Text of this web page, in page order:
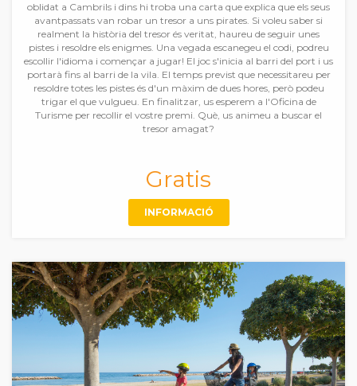
oblidat a Cambrils i dins hi troba una carta que explica que els seus
avantpassats van robar un tresor a uns pirates. Si voleu saber si
realment la història del tresor és veritat, haureu de seguir unes
pistes i resoldre els enigmes. Una vegada escanegeu el codi, podreu
escollir l'idioma i començar a jugar! El joc s'inicia al barri del port i us
portarà fins al barri de la vila. El temps previst que necessitareu per
resoldre totes les pistes és d'un màxim de dues hores, però podeu
trigar el que vulgueu. En finalitzar, us esperem a l'Oficina de
Turisme per recollir el vostre premi. Què, us animeu a buscar el
tresor amagat?
Gratis
INFORMACIÓ